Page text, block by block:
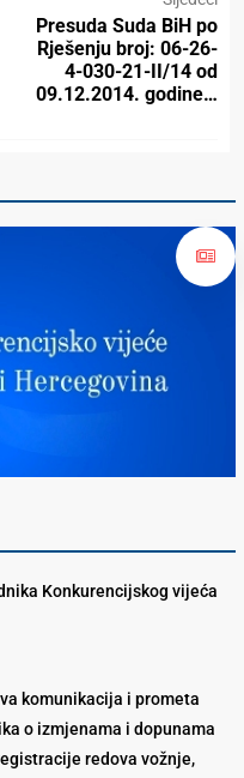
Presuda Suda BiH po
Rješenju broj: 06-26-
4-030-21-II/14 od
09.12.2014. godine…
Konkurencijskog vijeća
komunikacija i prometa
o izmjenama i dopunama
redova vožnje,